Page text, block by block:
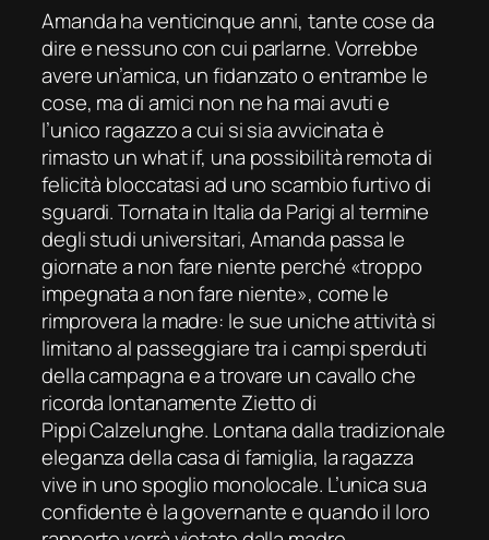
Amanda ha venticinque anni, tante cose da
dire e nessuno con cui parlarne. Vorrebbe
avere un’amica, un fidanzato o entrambe le
cose, ma di amici non ne ha mai avuti e
l’unico ragazzo a cui si sia avvicinata è
rimasto un what if, una possibilità remota di
felicità bloccatasi ad uno scambio furtivo di
sguardi. Tornata in Italia da Parigi al termine
degli studi universitari, Amanda passa le
giornate a non fare niente perché «troppo
impegnata a non fare niente», come le
rimprovera la madre: le sue uniche attività si
limitano al passeggiare tra i campi sperduti
della campagna e a trovare un cavallo che
ricorda lontanamente Zietto di
Pippi Calzelunghe. Lontana dalla tradizionale
eleganza della casa di famiglia, la ragazza
vive in uno spoglio monolocale. L’unica sua
confidente è la governante e quando il loro